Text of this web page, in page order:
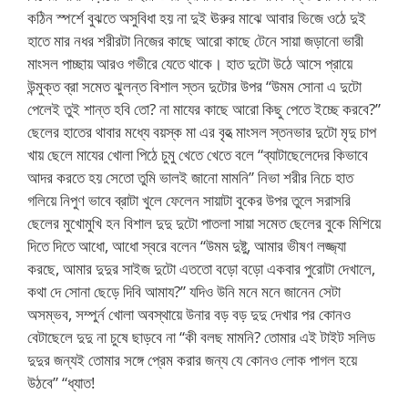
কঠিন স্পর্শে বুঝতে অসুবিধা হয় না দুই ঊরুর মাঝে আবার ভিজে ওঠে দুই
হাতে মার নধর শরীরটা নিজের কাছে আরো কাছে টেনে সায়া জড়ানো ভারী
মাংসল পাচ্ছায় আরও গভীরে যেতে থাকে। হাত দুটো উঠে আসে প্রায়ে
উন্মুক্ত ব্রা সমেত ঝুলন্ত বিশাল স্তন দুটোর উপর “উমম সোনা এ দুটো
পেলেই তুই শান্ত হবি তো? না মাযের কাছে আরো কিছু পেতে ইচ্ছে করবে?”
ছেলের হাতের থাবার মধ্যে বয়স্ক মা এর বৃহত্‍ মাংসল স্তনভার দুটো মৃদু চাপ
খায় ছেলে মাযের খোলা পিঠে চুমু খেতে খেতে বলে “ব্যাটাছেলেদের কিভাবে
আদর করতে হয় সেতো তুমি ভালই জানো মামনি” নিভা শরীর নিচে হাত
গলিয়ে নিপুণ ভাবে ব্রাটা খুলে ফেলেন সায়াটা বুকের উপর তুলে সরাসরি
ছেলের মুখোমুখি হন বিশাল দুদু দুটো পাতলা সায়া সমেত ছেলের বুকে মিশিয়ে
দিতে দিতে আধো, আধো স্বরে বলেন “উমম দুষ্টু, আমার ভীষণ লজ্জ্যা
করছে, আমার দুদুর সাইজ দুটো এততো বড়ো বড়ো একবার পুরোটা দেখালে,
কথা দে সোনা ছেড়ে দিবি আমায?” যদিও উনি মনে মনে জানেন সেটা
অসম্ভব, সম্পুর্ন খোলা অবস্থায়ে উনার বড় বড় দুদু দেখার পর কোনও
বেটাছেলে দুদু না চুষে ছাড়বে না “কী বলছ মামনি? তোমার এই টাইট সলিড
দুদুর জন্যই তোমার সঙ্গে প্রেম করার জন্য যে কোনও লোক পাগল হয়ে
উঠবে” “ধ্যাত!